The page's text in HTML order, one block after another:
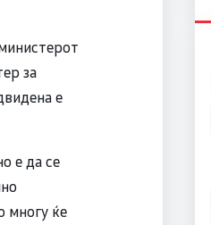
за
е
е да се
многу ќе